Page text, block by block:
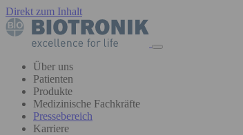
Direkt zum Inhalt
Über uns
Patienten
Produkte
Medizinische Fachkräfte
Pressebereich
Karriere